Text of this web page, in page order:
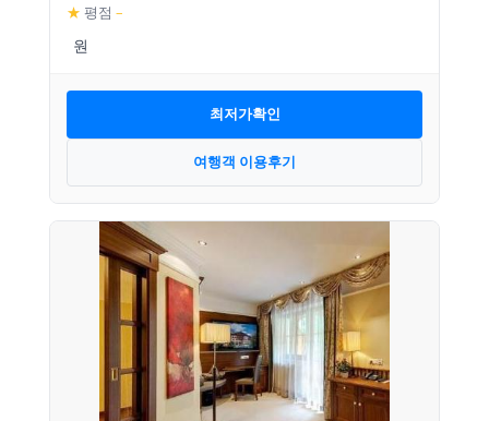
★ 평점 –
최저가확인
여행객 이용후기